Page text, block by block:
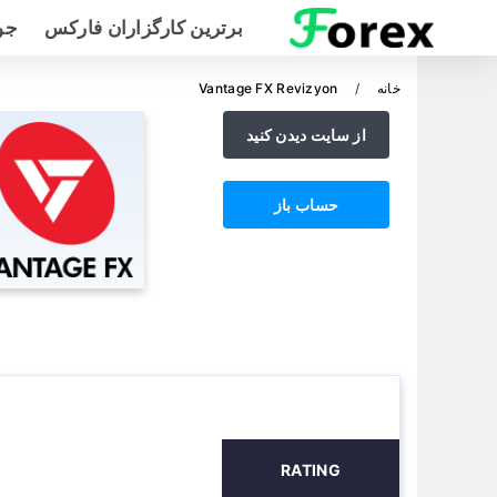
برترین کارگزاران فارکس
خانه Vantage FX Revizyon
از سایت دیدن کنید
حساب باز
RATING